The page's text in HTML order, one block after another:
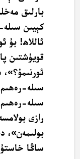
بارلىق
كېيىن
ئاللاھ! بۇ
قويۇشتىن
سىلە-
سىلە-
رازى
بولىمەن»،
ساڭا